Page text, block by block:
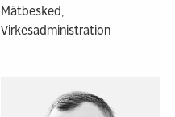
Mätbesked,
Virkesadministration